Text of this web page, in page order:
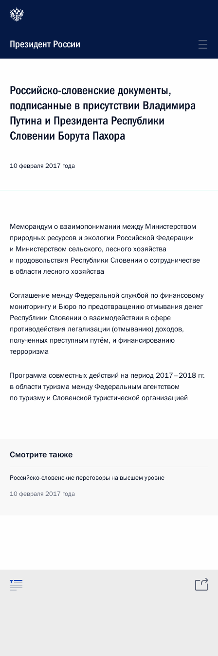
Президент России
Российско-словенские документы,
подписанные в присутствии Владимира
Путина и Президента Республики
Словении Борута Пахора
10 февраля 2017 года
Меморандум о взаимопонимании между Министерством
природных ресурсов и экологии Российской Федерации
и Министерством сельского, лесного хозяйства
и продовольствия Республики Словении о сотрудничестве
в области лесного хозяйства
Соглашение между Федеральной службой по финансовому
мониторингу и Бюро по предотвращению отмывания денег
Республики Словении о взаимодействии в сфере
противодействия легализации (отмыванию) доходов,
полученных преступным путём, и финансированию
терроризма
Программа совместных действий на период 2017–2018 гг.
в области туризма между Федеральным агентством
по туризму и Словенской туристической организацией
Смотрите также
Российско-словенские переговоры на высшем уровне
10 февраля 2017 года